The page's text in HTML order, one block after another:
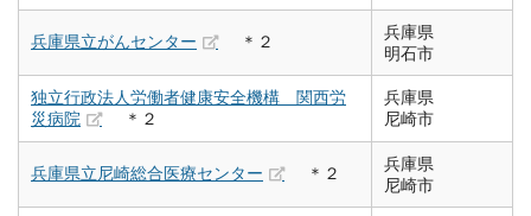
兵庫県立がんセンター ＊２
兵庫県
明石市
独立行政法人労働者健康安全機構 関西労
災病院
＊２
兵庫県
尼崎市
兵庫県立尼崎総合医療センター ＊２
兵庫県
尼崎市